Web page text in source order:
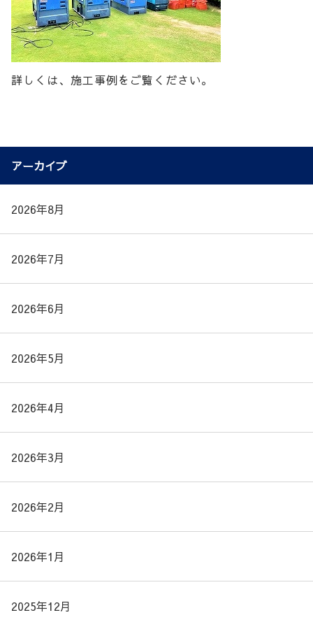
詳しくは、施工事例をご覧ください。
アーカイブ
2026年8月
2026年7月
2026年6月
2026年5月
2026年4月
2026年3月
2026年2月
2026年1月
2025年12月